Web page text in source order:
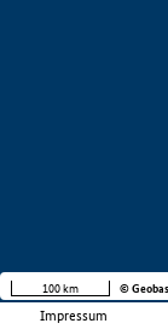
Impressum
100 km ©